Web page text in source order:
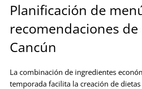
Planificación de
recomendaciones
Cancún
La combinación de ingredientes
temporada facilita la creación de dietas